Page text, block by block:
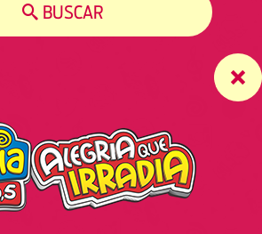
BUSCAR